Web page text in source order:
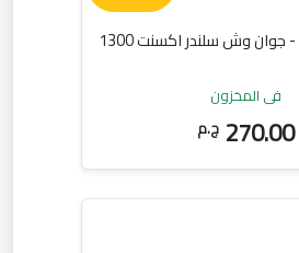
في المخزون
270.00 ج.م